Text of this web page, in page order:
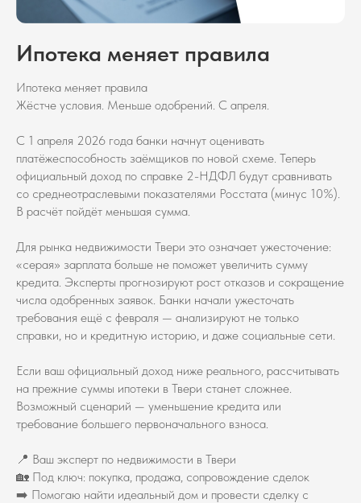
Ипотека меняет правила
Ипотека меняет правила
Жёстче условия. Меньше одобрений. С апреля.
С 1 апреля 2026 года банки начнут оценивать
платёжеспособность заёмщиков по новой схеме. Теперь
официальный доход по справке 2-НДФЛ будут сравнивать
со среднеотраслевыми показателями Росстата (минус 10%).
В расчёт пойдёт меньшая сумма.
Для рынка недвижимости Твери это означает ужесточение:
«серая» зарплата больше не поможет увеличить сумму
кредита. Эксперты прогнозируют рост отказов и сокращение
числа одобренных заявок. Банки начали ужесточать
требования ещё с февраля — анализируют не только
справки, но и кредитную историю, и даже социальные сети.
Если ваш официальный доход ниже реального, рассчитывать
на прежние суммы ипотеки в Твери станет сложнее.
Возможный сценарий — уменьшение кредита или
требование большего первоначального взноса.
📍 Ваш эксперт по недвижимости в Твери
🏡 Под ключ: покупка, продажа, сопровождение сделок
➡️ Помогаю найти идеальный дом и провести сделку с